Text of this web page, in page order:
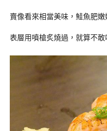
賣像看來相當美味，鮭魚肥
表層用噴槍炙燒過，就算不